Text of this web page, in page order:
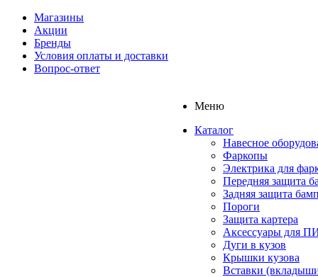
Магазины
Акции
Бренды
Условия оплаты и доставки
Вопрос-ответ
Меню
Каталог
Навесное
Фаркопы
Электрика для
Передняя защита
Задняя защита
Пороги
Защита картера
Аксессуары для
Дуги в кузов
Крышки кузова
Вставки